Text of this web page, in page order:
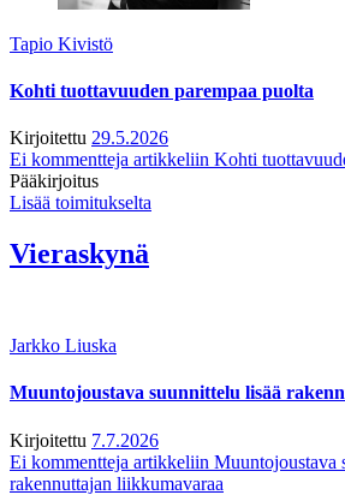
Tapio Kivistö
Kohti tuottavuuden parempaa puolta
Kirjoitettu 29.5.2026
Ei kommentteja artikkeliin Kohti
Pääkirjoitus
Lisää toimitukselta
Vieraskynä
Jarkko Liuska
Muuntojoustava suunnittelu lisää
Kirjoitettu 7.7.2026
Ei kommentteja artikkeliin Muuntojoustava
rakennuttajan liikkumavaraa